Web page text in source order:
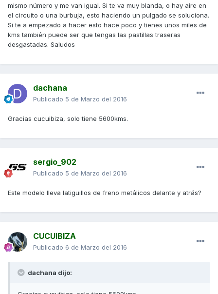
mismo número y me van igual. Si te va muy blanda, o hay aire en
el circuito o una burbuja, esto haciendo un pulgado se soluciona.
Si te a empezado a hacer esto hace poco y tienes unos miles de
kms también puede ser que tengas las pastillas traseras
desgastadas. Saludos
dachana
Publicado 5 de Marzo del 2016
Gracias cucuibiza, solo tiene 5600kms.
sergio_902
Publicado 5 de Marzo del 2016
Este modelo lleva latiguillos de freno metálicos delante y atrás?
CUCUIBIZA
Publicado 6 de Marzo del 2016
dachana dijo: